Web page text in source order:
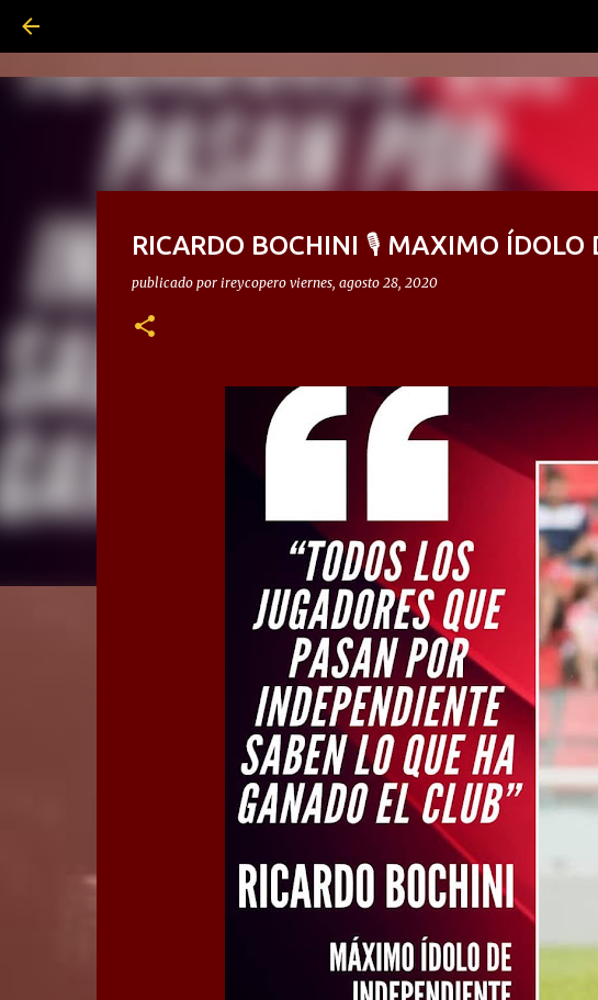
RICARDO BOCHINI 🎙 MAXIMO ÍDOLO
publicado por ireycopero viernes, agosto 28, 2020